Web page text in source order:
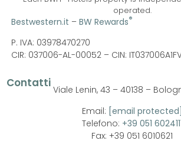
operated.
Bestwestern.it – BW Rewards®
P. IVA: 03978470270
CIR: 037006-AL-00052 – CIN:
Contatti Viale Lenin, 43 – 40138 –
Email: [email protected]
Telefono: +39 051
Fax: +39 051 6010621